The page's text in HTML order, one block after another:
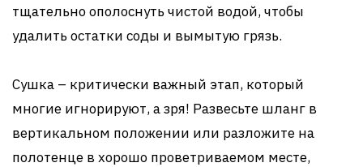
тщательно ополоснуть чистой водой, чтобы
удалить остатки соды и вымытую грязь.
Сушка – критически важный этап, который
многие игнорируют, а зря! Развесьте шланг в
вертикальном положении или разложите на
полотенце в хорошо проветриваемом месте,